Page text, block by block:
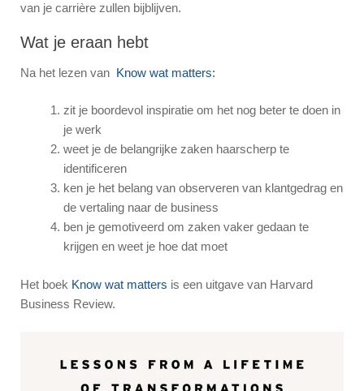
van je carrière zullen bijblijven.
Wat je eraan hebt
Na het lezen van Know wat matters:
zit je boordevol inspiratie om het nog beter te doen in
je werk
weet je de belangrijke zaken haarscherp te
identificeren
ken je het belang van observeren van klantgedrag en
de vertaling naar de business
ben je gemotiveerd om zaken vaker gedaan te
krijgen en weet je hoe dat moet
Het boek Know wat matters is een uitgave van Harvard
Business Review.